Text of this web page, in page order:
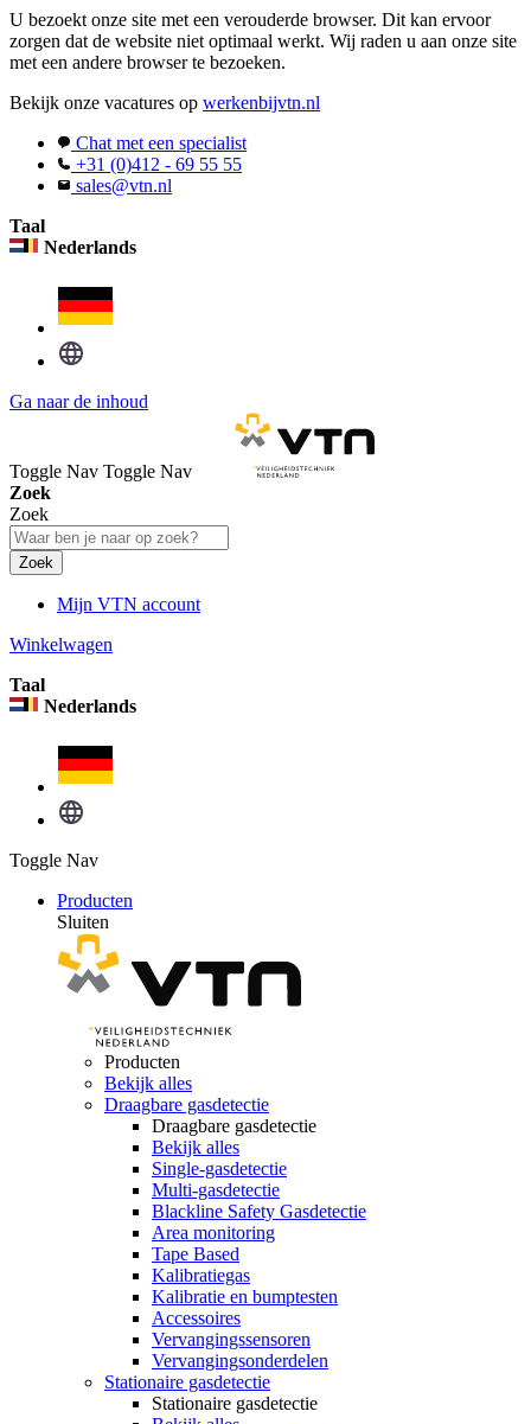
U bezoekt onze site met een verouderde browser. Dit kan ervoor
zorgen dat de website niet optimaal werkt. Wij raden u aan onze site
met een andere browser te bezoeken.
Bekijk onze vacatures op werkenbijvtn.nl
Chat met een specialist
+31 (0)412 - 69 55 55
sales@vtn.nl
Taal
Nederlands
Ga naar de inhoud
Toggle Nav Toggle Nav
Zoek
Zoek
Zoek
Mijn VTN account
Winkelwagen
Taal
Nederlands
Toggle Nav
Producten
Sluiten
Producten
Bekijk alles
Draagbare gasdetectie
Draagbare gasdetectie
Bekijk alles
Single-gasdetectie
Multi-gasdetectie
Blackline Safety Gasdetectie
Area monitoring
Tape Based
Kalibratiegas
Kalibratie en bumptesten
Accessoires
Vervangingssensoren
Vervangingsonderdelen
Stationaire gasdetectie
Stationaire gasdetectie